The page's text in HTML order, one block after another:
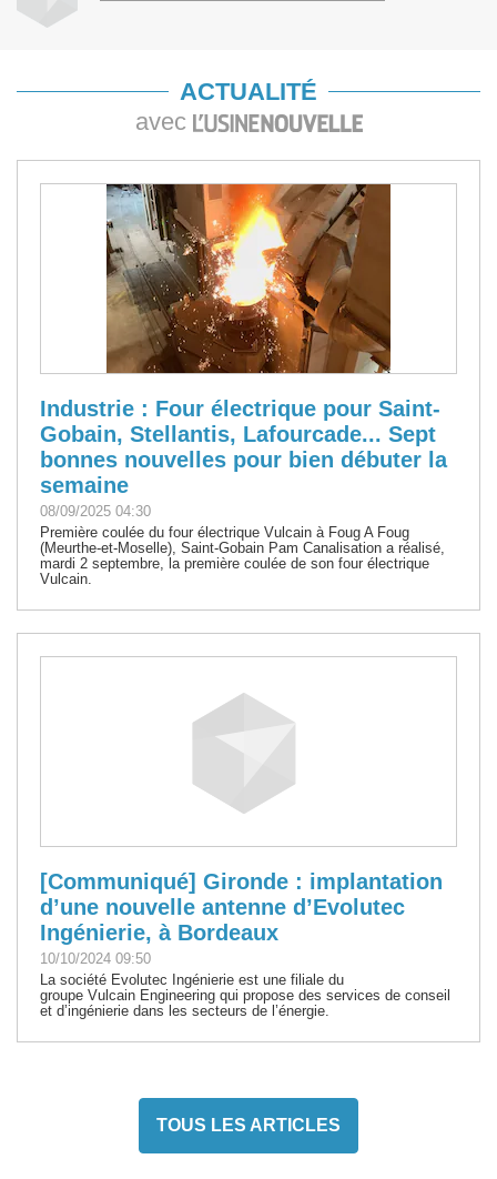
ACTUALITÉ
avec
Industrie : Four électrique pour Saint-
Gobain, Stellantis, Lafourcade... Sept
bonnes nouvelles pour bien débuter la
semaine
08/09/2025 04:30
Première coulée du four électrique Vulcain à Foug A Foug
(Meurthe-et-Moselle), Saint-Gobain Pam Canalisation a réalisé,
mardi 2 septembre, la première coulée de son four électrique
Vulcain.
[Communiqué] Gironde : implantation
d’une nouvelle antenne d’Evolutec
Ingénierie, à Bordeaux
10/10/2024 09:50
La société Evolutec Ingénierie est une filiale du
groupe Vulcain Engineering qui propose des services de conseil
et d’ingénierie dans les secteurs de l’énergie.
TOUS LES ARTICLES